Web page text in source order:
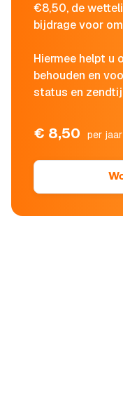
€8,50, de
bijdrage voor
Hiermee helpt u
behouden en
status en
€ 8,50 per jaar